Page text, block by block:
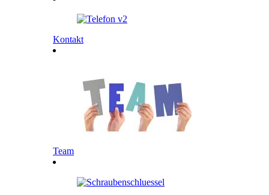
Kontakt
Team